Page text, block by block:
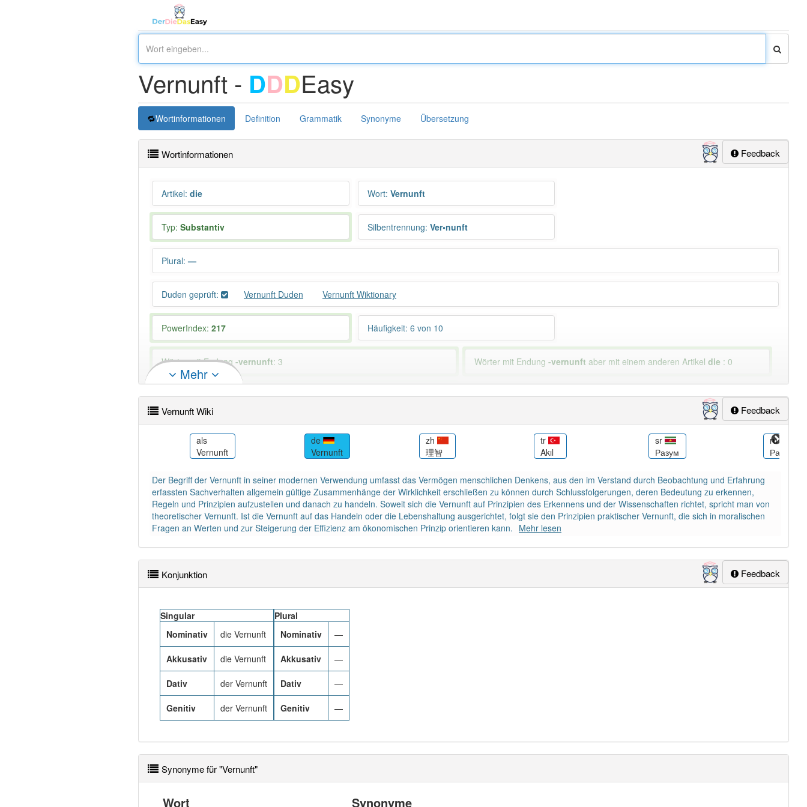
Vernunft - DDDEasy
Wortinformationen Definition Grammatik Synonyme Übersetzung
Feedback
Wortinformationen
Artikel: die Wort: Vernunft
Typ: Substantiv Silbentrennung: Ver•nunft
Plural: —
Duden geprüft: Vernunft Duden Vernunft Wiktionary
PowerIndex: 217 Häufigkeit: 6 von 10
Wörter mit Endung -vernunft: 3 Wörter mit Endung-vernunft aber mit einem anderen Artikeldie : 0
96% unserer Spielapp-Nutzer haben den Artikel korrekt erraten.
Mehr
Feedback
Vernunft Wiki
als
Vernunft
de
Vernunft
zh
理智
tr
Akıl
sr
Разум
ru
Разум
Der Begriff der Vernunft in seiner modernen Verwendung umfasst das Vermögen menschlichen Denkens, aus den im Verstand durch Beobachtung und Erfahrung
erfassten Sachverhalten allgemein gültige Zusammenhänge der Wirklichkeit erschließen zu können durch Schlussfolgerungen, deren Bedeutung zu erkennen,
Regeln und Prinzipien aufzustellen und danach zu handeln. Soweit sich die Vernunft auf Prinzipien des Erkennens und der Wissenschaften richtet, spricht man von
theoretischer Vernunft. Ist die Vernunft auf das Handeln oder die Lebenshaltung ausgerichtet, folgt sie den Prinzipien praktischer Vernunft, die sich in moralischen
Fragen an Werten und zur Steigerung der Effizienz am ökonomischen Prinzip orientieren kann. Mehr lesen
Feedback
Konjunktion
Singular
Nominativ
die Vernunft
Akkusativ die Vernunft
Dativ der Vernunft
Genitiv der Vernunft
Plural
Nominativ
—
Akkusativ —
Dativ —
Genitiv —
Synonyme für "Vernunft"
Wort Synonyme